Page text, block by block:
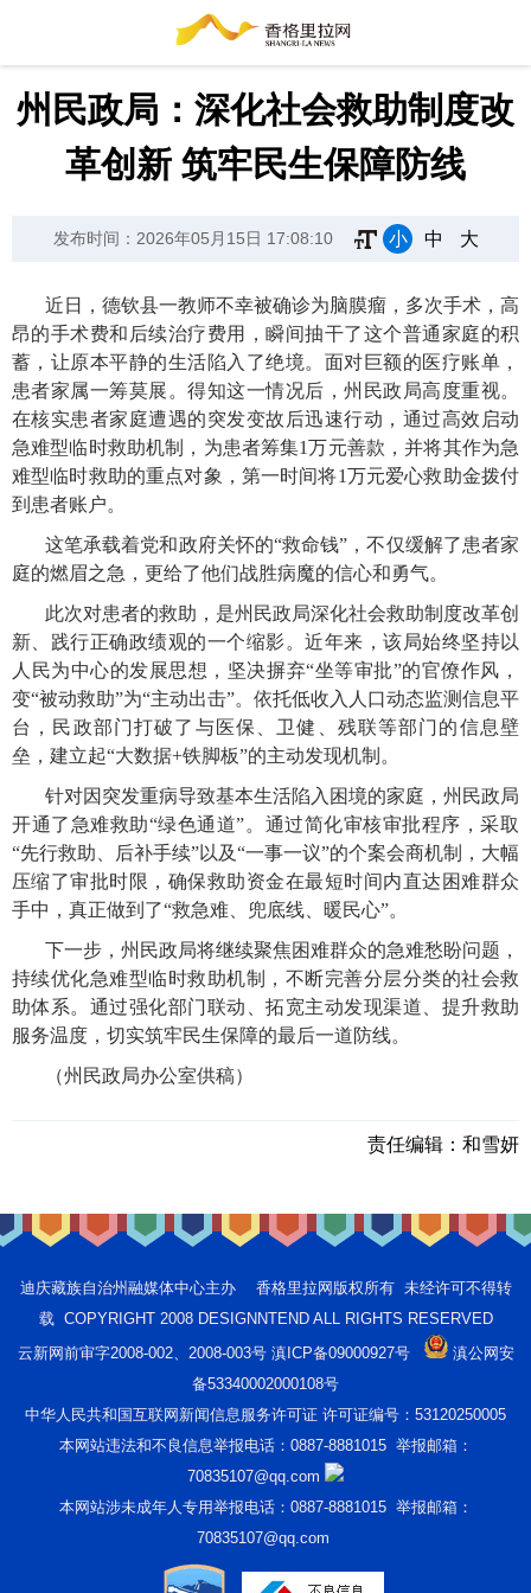
州民政局：深化社会救助制度改
革创新 筑牢民生保障防线
发布时间：2026年05月15日 17:08:10 小 中 大
近日，德钦县一教师不幸被确诊为脑膜瘤，多次手术，高
昂的手术费和后续治疗费用，瞬间抽干了这个普通家庭的积
蓄，让原本平静的生活陷入了绝境。面对巨额的医疗账单，
患者家属一筹莫展。得知这一情况后，州民政局高度重视。
在核实患者家庭遭遇的突发变故后迅速行动，通过高效启动
急难型临时救助机制，为患者筹集1万元善款，并将其作为急
难型临时救助的重点对象，第一时间将1万元爱心救助金拨付
到患者账户。
这笔承载着党和政府关怀的“救命钱”，不仅缓解了患者家
庭的燃眉之急，更给了他们战胜病魔的信心和勇气。
此次对患者的救助，是州民政局深化社会救助制度改革创
新、践行正确政绩观的一个缩影。近年来，该局始终坚持以
人民为中心的发展思想，坚决摒弃“坐等审批”的官僚作风，
变“被动救助”为“主动出击”。依托低收入人口动态监测信息平
台，民政部门打破了与医保、卫健、残联等部门的信息壁
垒，建立起“大数据+铁脚板”的主动发现机制。
针对因突发重病导致基本生活陷入困境的家庭，州民政局
开通了急难救助“绿色通道”。通过简化审核审批程序，采取
“先行救助、后补手续”以及“一事一议”的个案会商机制，大幅
压缩了审批时限，确保救助资金在最短时间内直达困难群众
手中，真正做到了“救急难、兜底线、暖民心”。
下一步，州民政局将继续聚焦困难群众的急难愁盼问题，
持续优化急难型临时救助机制，不断完善分层分类的社会救
助体系。通过强化部门联动、拓宽主动发现渠道、提升救助
服务温度，切实筑牢民生保障的最后一道防线。
（州民政局办公室供稿）
责任编辑： 和雪妍
迪庆藏族自治州融媒体中心主办 香格里拉网版权所有 未经许可不得转
载 COPYRIGHT 2008 DESIGNNTEND ALL RIGHTS RESERVED
云新网前审字2008-002、2008-003号 滇ICP备09000927号
滇公网安
备53340002000108号
中华人民共和国互联网新闻信息服务许可证 许可证编号：53120250005
本网站违法和不良信息举报电话：0887-8881015 举报邮箱：
70835107@qq.com
本网站涉未成年人专用举报电话：0887-8881015 举报邮箱：
70835107@qq.com